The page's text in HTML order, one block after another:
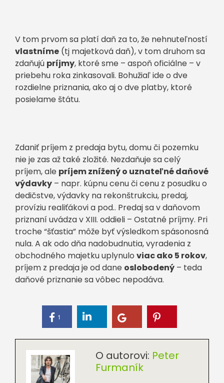
V tom prvom sa platí daň za to, že nehnuteľností
vlastníme (tj majetková daň), v tom druhom sa
zdaňujú príjmy, ktoré sme – aspoň oficiálne – v
priebehu roka zinkasovali. Bohužiaľ ide o dve
rozdielne priznania, ako aj o dve platby, ktoré
posielame štátu.
Zdaniť príjem z predaja bytu, domu či pozemku
nie je zas až také zložité. Nezdaňuje sa celý
príjem, ale príjem znížený o uznateľné daňové
výdavky – napr. kúpnu cenu či cenu z posudku o
dedičstve, výdavky na rekonštrukciu, predaj,
províziu realiťákovi a pod.. Predaj sa v daňovom
priznaní uvádza v XIII. oddieli – Ostatné príjmy. Pri
troche “šťastia” môže byť výsledkom spásonosná
nula. A ak odo dňa nadobudnutia, vyradenia z
obchodného majetku uplynulo viac ako 5 rokov,
príjem z predaja je od dane oslobodený – teda
daňové priznanie sa vôbec nepodáva.
1
O autorovi: Peter
Furmaník